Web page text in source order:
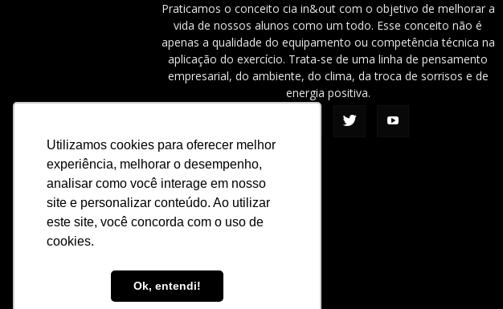
Utilizamos cookies para oferecer melhor
experiência, melhorar o desempenho,
analisar como você interage em nosso
site e personalizar conteúdo. Ao utilizar
este site, você concorda com o uso de
cookies.
Ok, entendi!
Praticamos o conceito cia in&out com o objetivo de melhorar a
vida de nossos alunos como um todo. Esse conceito não é
apenas a qualidade do equipamento ou competência técnica na
aplicação do exercício. Trata-se de uma linha de pensamento
empresarial, do ambiente, do clima, da troca de sorrisos e de
energia positiva.